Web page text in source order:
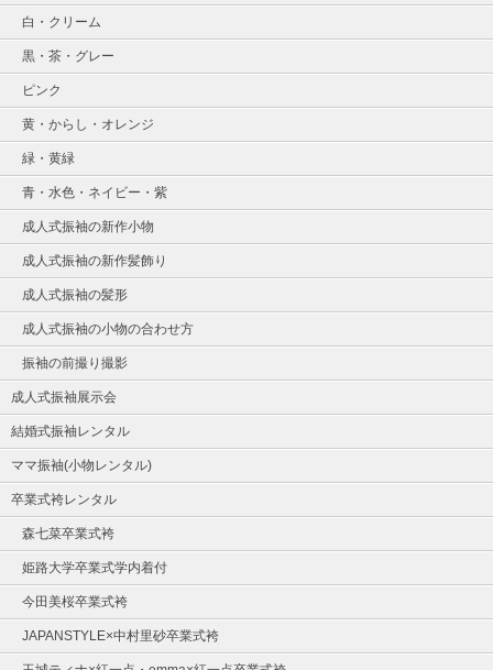
白・クリーム
黒・茶・グレー
ピンク
黄・からし・オレンジ
緑・黄緑
青・水色・ネイビー・紫
成人式振袖の新作小物
成人式振袖の新作髪飾り
成人式振袖の髪形
成人式振袖の小物の合わせ方
振袖の前撮り撮影
成人式振袖展示会
結婚式振袖レンタル
ママ振袖(小物レンタル)
卒業式袴レンタル
森七菜卒業式袴
姫路大学卒業式学内着付
今田美桜卒業式袴
JAPANSTYLE×中村里砂卒業式袴